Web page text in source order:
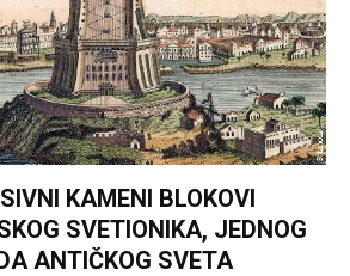
KAMENI BLOKOVI
SVETIONIKA, JEDNOG
ANTIČKOG SVETA